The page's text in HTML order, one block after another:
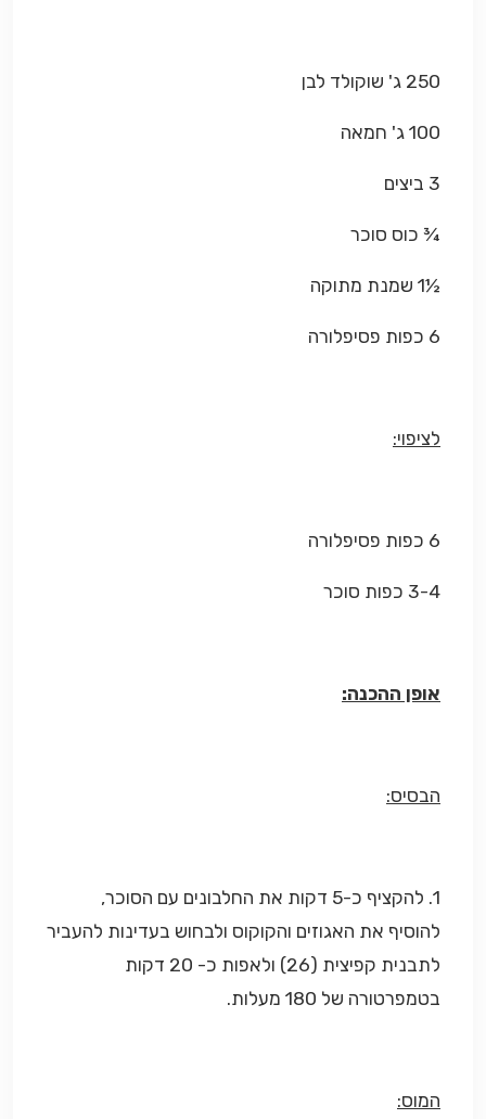
250 ג' שוקולד לבן
100 ג' חמאה
3 ביצים
¾ כוס סוכר
½1 שמנת מתוקה
6 כפות פסיפלורה
לציפוי:
6 כפות פסיפלורה
3-4 כפות סוכר
אופן ההכנה:
הבסיס:
1. להקציף כ-5 דקות את החלבונים עם הסוכר,
להוסיף את האגוזים והקוקוס ולבחוש בעדינות להעביר
לתבנית קפיצית (26) ולאפות כ- 20 דקות
בטמפרטורה של 180 מעלות.
המוס: